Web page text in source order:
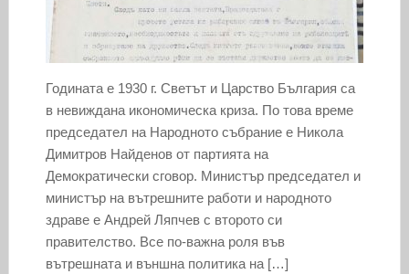
Годината е 1930 г. Светът и Царство България са
в невиждана икономическа криза. По това време
председател на Народното събрание е Никола
Димитров Найденов от партията на
Демократически сговор. Министър председател и
министър на вътрешните работи и народното
здраве е Андрей Ляпчев с второто си
правителство. Все по-важна роля във
вътрешната и външна политика на […]